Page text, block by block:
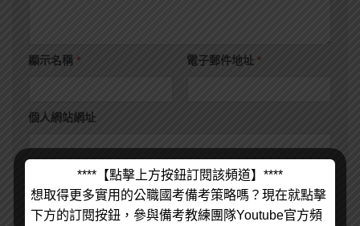
顯示名稱 * 電子郵件地址 *
個人網站網址
在瀏覽器中儲存顯示名稱、電子郵件地址及個人網站網址，以
供下次發佈留言時使用。
****【點擊上方按鈕訂閱該頻道】****
想取得更多實用的公職國考備考策略嗎？現在就點擊
下方的訂閱按鈕，參與備考教練團隊Youtube官方頻